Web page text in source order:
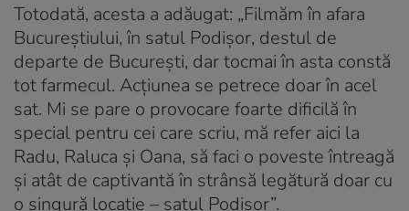
Totodată, acesta a adăugat: „Filmăm în afara
Bucureştiului, în satul Podişor, destul de
departe de Bucureşti, dar tocmai în asta constă
tot farmecul. Acţiunea se petrece doar în acel
sat. Mi se pare o provocare foarte dificilă în
special pentru cei care scriu, mă refer aici la
Radu, Raluca şi Oana, să faci o poveste întreagă
şi atât de captivantă în strânsă legătură doar cu
o singură locaţie – satul Podişor”.